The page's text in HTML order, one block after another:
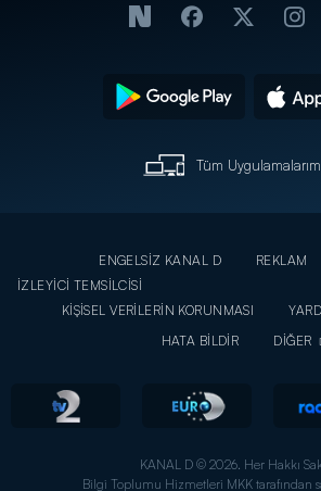
Tüm
ENGELSİZ KANAL D REKLAM
İZLEYİCİ TEMSİLCİSİ
KİŞİSEL VERİLERİN KORUNMASI
HATA BİLDİR
DİĞER
KANAL D © 2026. Her Hakkı
Bilgi Toplumu Hizmetleri MKK tarafından